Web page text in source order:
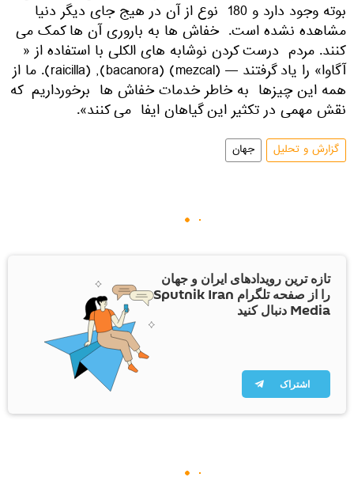
بوته وجود دارد و 180 نوع از آن در هیج جای دیگر دنیا
مشاهده نشده است. خفاش ها به باروری آن ها کمک می
کنند. مردم درست کردن نوشابه های الکلی با استفاده از «
آگاوا» را یاد گرفتند — (mezcal) (bacanora), (raicilla). ما از
همه این چیزها به خاطر خدمات خفاش ها برخورداریم که
نقش مهمی در تکثیر این گیاهان ایفا می کنند».
گزارش و تحلیل جهان
تازه ترین رویدادهای ایران و جهان
را از صفحه تلگرام Sputnik Iran
Media دنبال کنید
اشتراک